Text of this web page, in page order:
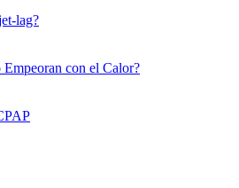
lag?
Empeoran con el Calor?